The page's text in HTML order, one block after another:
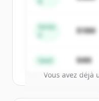
Vous avez déjà
Series
$18M
Seed $4M